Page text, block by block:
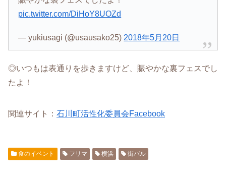
pic.twitter.com/DiHoY8UOZd
— yukiusagi (@usausako25) 2018年5月20日
◎いつもは表通りを歩きますけど、賑やかな裏フェスでし
たよ！
関連サイト： 石川町活性化委員会Facebook
食のイベント フリマ 横浜 街バル